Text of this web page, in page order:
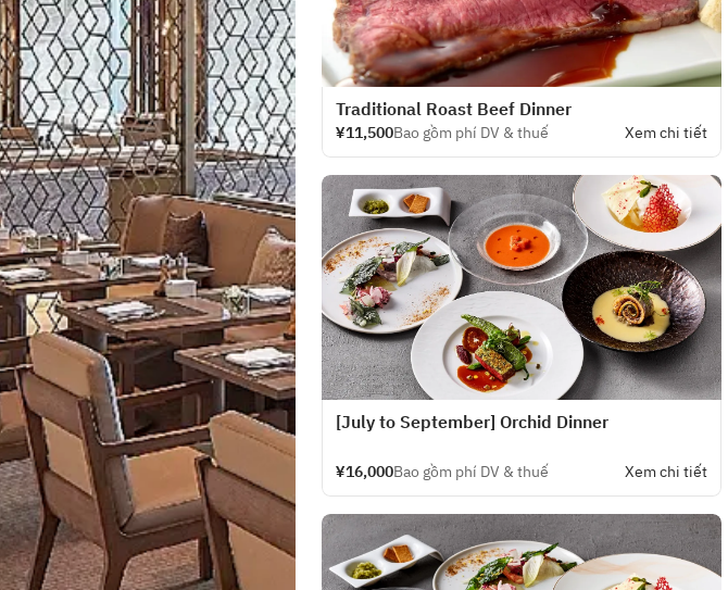
Traditional Roast Beef Dinner
¥11,500Bao gồm phí DV & thuế Xem chi tiết
[July to September] Orchid Dinner
¥16,000Bao gồm phí DV & thuế Xem chi tiết